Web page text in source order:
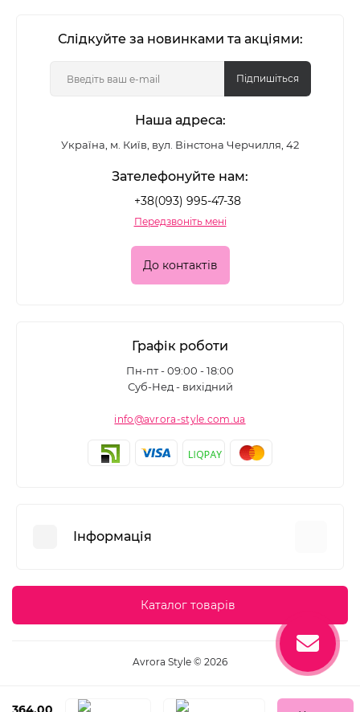
Слідкуйте за новинками та акціями:
Підпишіться
Наша адреса:
Україна, м. Київ, вул. Вінстона Черчилля, 42
Зателефонуйте нам:
+38(093) 995-47-38
Передзвоніть мені
До контактів
Графік роботи
Пн-пт - 09:00 - 18:00
Суб-Нед - вихідний
info@avrora-style.com.ua
Інформація
Угода користувача
Повернення товару
Карта сайту
Каталог товарів
Avrora Style © 2026